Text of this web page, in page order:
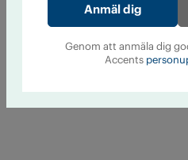
Genom att anmäla dig
Accents